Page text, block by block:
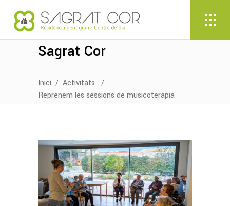
Sagrat Cor
Inici / Activitats
/
Reprenem les sessions de musicoteràpia